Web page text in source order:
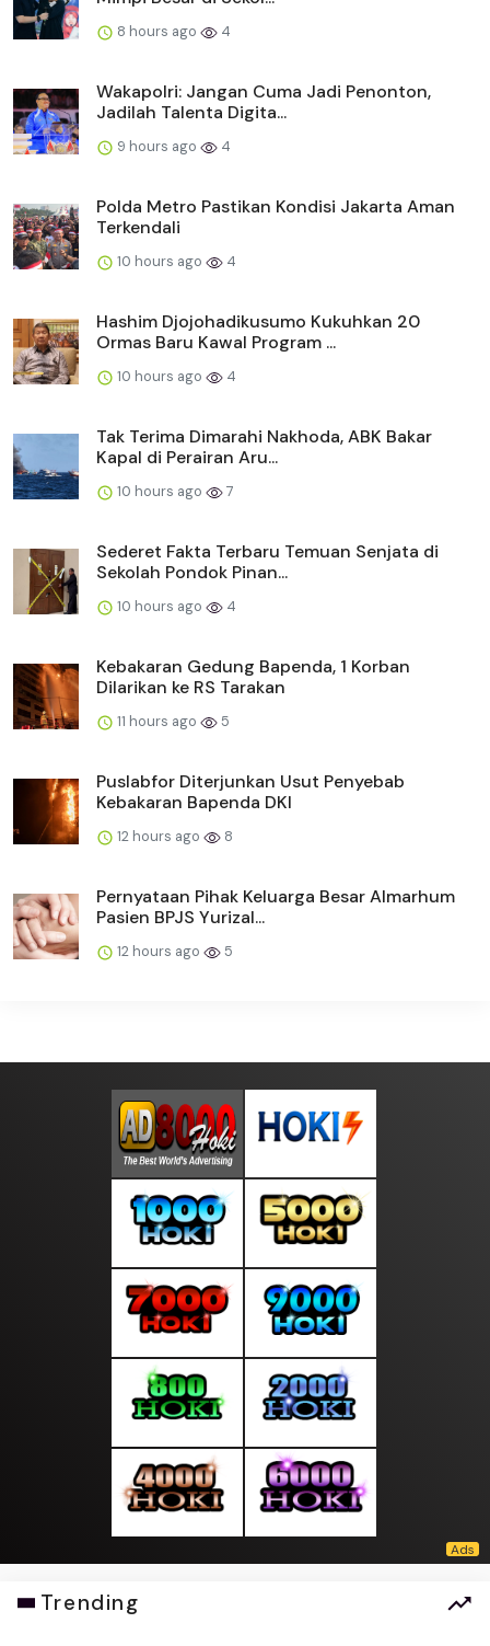
8 hours ago 4
Wakapolri: Jangan Cuma Jadi Penonton,
Jadilah Talenta Digita...
9 hours ago 4
Polda Metro Pastikan Kondisi Jakarta Aman
Terkendali
10 hours ago 4
Hashim Djojohadikusumo Kukuhkan 20
Ormas Baru Kawal Program ...
10 hours ago 4
Tak Terima Dimarahi Nakhoda, ABK Bakar
Kapal di Perairan Aru...
10 hours ago 7
Sederet Fakta Terbaru Temuan Senjata di
Sekolah Pondok Pinan...
10 hours ago 4
Kebakaran Gedung Bapenda, 1 Korban
Dilarikan ke RS Tarakan
11 hours ago 5
Puslabfor Diterjunkan Usut Penyebab
Kebakaran Bapenda DKI
12 hours ago 8
Pernyataan Pihak Keluarga Besar Almarhum
Pasien BPJS Yurizal...
12 hours ago 5
Trending